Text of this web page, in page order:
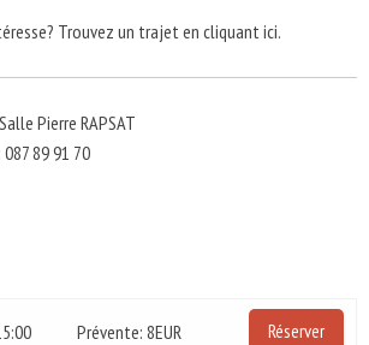
Trouvez un trajet en cliquant ici.
Pierre RAPSAT
087 89 91 70
Prévente: 8EUR Réserver